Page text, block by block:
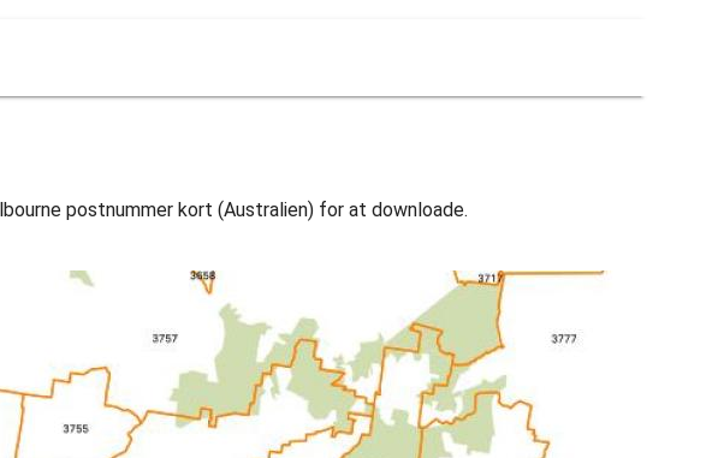
postnummer kort (Australien) for at downloade.